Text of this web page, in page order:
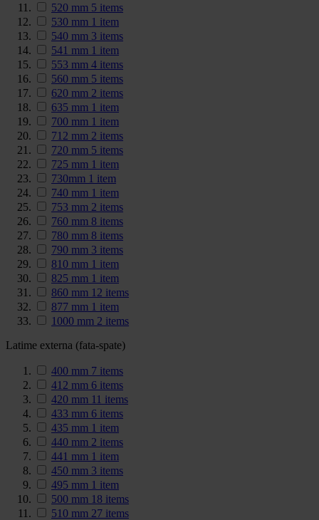
520 mm 5 items
530 mm 1 item
540 mm 3 items
541 mm 1 item
553 mm 4 items
560 mm 5 items
620 mm 2 items
635 mm 1 item
700 mm 1 item
712 mm 2 items
720 mm 5 items
725 mm 1 item
730mm 1 item
740 mm 1 item
753 mm 2 items
760 mm 8 items
780 mm 8 items
790 mm 3 items
810 mm 1 item
825 mm 1 item
860 mm 12 items
877 mm 1 item
1000 mm 2 items
Latime externa (fata-spate)
400 mm 7 items
412 mm 6 items
420 mm 11 items
433 mm 6 items
435 mm 1 item
440 mm 2 items
441 mm 1 item
450 mm 3 items
495 mm 1 item
500 mm 18 items
510 mm 27 items